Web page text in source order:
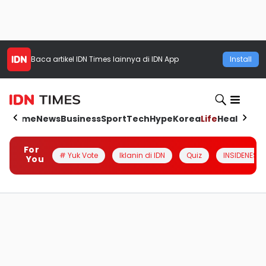
Baca artikel IDN Times lainnya di IDN App Install
HomeNewsBusinessSportTechHypeKoreaLifeHealth
For
You
# Yuk Vote Iklanin di IDN Quiz INSIDENESIA